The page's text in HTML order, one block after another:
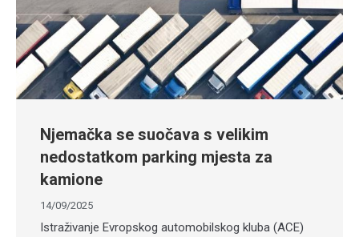
Njemačka se suočava s velikim
nedostatkom parking mjesta za
kamione
14/09/2025
Istraživanje Evropskog automobilskog kluba (ACE)